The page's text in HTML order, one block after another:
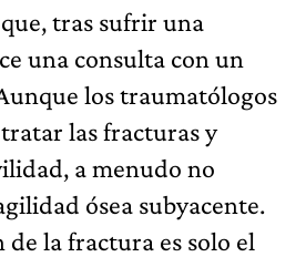
tras sufrir una
una consulta con un
los traumatólogos
las fracturas y
a menudo no
ósea subyacente.
de la fractura es solo el